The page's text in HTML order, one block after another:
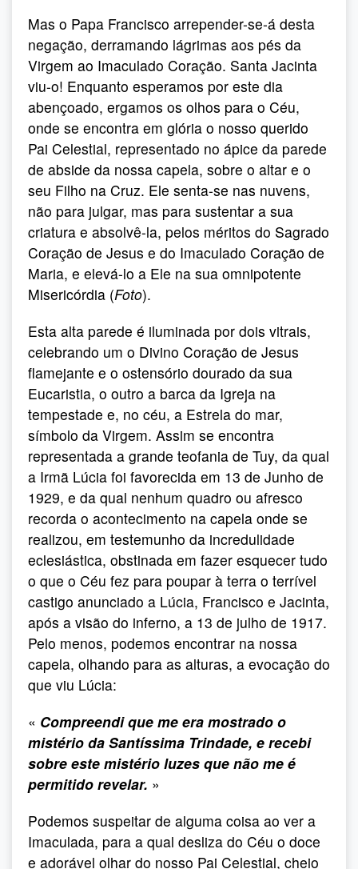
Mas o Papa Francisco arrepender-se-á desta
negação, derramando lágrimas aos pés da
Virgem ao Imaculado Coração. Santa Jacinta
viu-o! Enquanto esperamos por este dia
abençoado, ergamos os olhos para o Céu,
onde se encontra em glória o nosso querido
Pai Celestial, representado no ápice da parede
de abside da nossa capela, sobre o altar e o
seu Filho na Cruz. Ele senta-se nas nuvens,
não para julgar, mas para sustentar a sua
criatura e absolvê-la, pelos méritos do Sagrado
Coração de Jesus e do Imaculado Coração de
Maria, e elevá-lo a Ele na sua omnipotente
Misericórdia (Foto).
Esta alta parede é iluminada por dois vitrais,
celebrando um o Divino Coração de Jesus
flamejante e o ostensório dourado da sua
Eucaristia, o outro a barca da Igreja na
tempestade e, no céu, a Estrela do mar,
símbolo da Virgem. Assim se encontra
representada a grande teofania de Tuy, da qual
a Irmã Lúcia foi favorecida em 13 de Junho de
1929, e da qual nenhum quadro ou afresco
recorda o acontecimento na capela onde se
realizou, em testemunho da incredulidade
eclesiástica, obstinada em fazer esquecer tudo
o que o Céu fez para poupar à terra o terrível
castigo anunciado a Lúcia, Francisco e Jacinta,
após a visão do inferno, a 13 de julho de 1917.
Pelo menos, podemos encontrar na nossa
capela, olhando para as alturas, a evocação do
que viu Lúcia:
« Compreendi que me era mostrado o
mistério da Santíssima Trindade, e recebi
sobre este mistério luzes que não me é
permitido revelar. »
Podemos suspeitar de alguma coisa ao ver a
Imaculada, para a qual desliza do Céu o doce
e adorável olhar do nosso Pai Celestial, cheio